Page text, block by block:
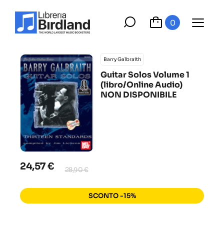
0
Barry Galbraith
Guitar Solos Volume 1
(libro/Online Audio)
NON DISPONIBILE
24,57 € 28,90 €
SCONTO -15%